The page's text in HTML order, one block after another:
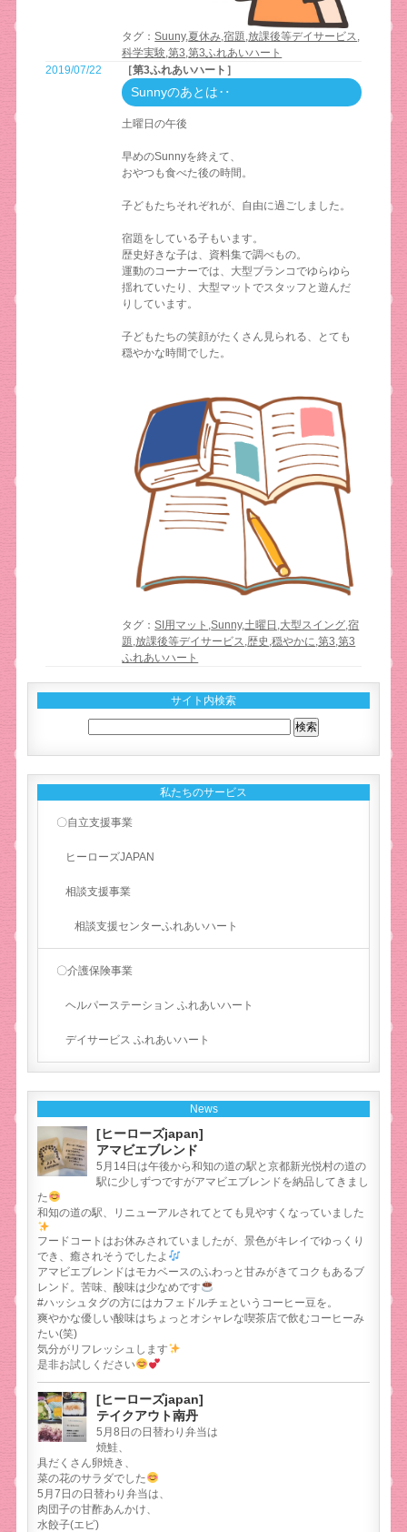
タグ：Suuny, 夏休み ,宿題 ,放課後等デイサービス
科学実験 ,第3 ,第3ふれあいハート
2019/07/22
［第3ふれあいハート］
Sunnyのあとは‥
土曜日の午後
早めのSunnyを終えて、
おやつも食べた後の時間。
子どもたちそれぞれが、自由に過ごしました。
宿題をしている子もいます。
歴史好きな子は、資料集で調べもの。
運動のコーナーでは、大型ブランコでゆらゆら
揺れていたり、大型マットでスタッフと遊んだ
りしています。
子どもたちの笑顔がたくさん見られる、とても
穏やかな時間でした。
タグ：SI用マット ,Sunny,土曜日 ,大型スイング,宿
題,放課後等デイサービス,歴史 ,穏やかに,第3,第3
ふれあいハート
サイト内検索
私たちのサービス
〇自立支援事業
ヒーローズJAPAN
相談支援事業
相談支援センターふれあいハート
〇介護保険事業
ヘルパーステーション ふれあいハート
デイサービス ふれあいハート
News
[ヒーローズjapan]
アマビエブレンド
5月14日は午後から和知の道の駅と京都新光悦村の道の
駅に少しずつですがアマビエブレンドを納品してきまし
た
和知の道の駅、リニューアルされてとても見やすくなっていました
フードコートはお休みされていましたが、景色がキレイでゆっくり
でき、癒されそうでしたよ
アマビエブレンドはモカベースのふわっと甘みがきてコクもあるブ
レンド。苦味、酸味は少なめです
#ハッシュタグの方にはカフェドルチェというコーヒー豆を。
爽やかな優しい酸味はちょっとオシャレな喫茶店で飲むコーヒーみ
たい(笑)
気分がリフレッシュします
是非お試しください
[ヒーローズjapan]
テイクアウト南丹
5月8日の日替わり弁当は
焼鮭、
具だくさん卵焼き、
菜の花のサラダでした
5月7日の日替わり弁当は、
肉団子の甘酢あんかけ、
水餃子(エビ)